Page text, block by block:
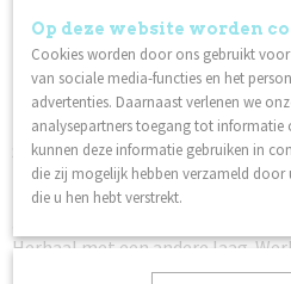
Netto gewicht
0,05 Kg
Uithardingstijd:
40 seconden in een LED/UV-
2 minuten in een 36W
Instructies, gestyleerde nagel:
Styleer de nagel in het
Invicta. Vorm de nagel en maak
Breng vervolgens een
Herhaal met een andere laag.
topcoats: Topcoat I'm Matte, I'm
Op deze website worden
Cookies worden door ons gebruikt
van sociale media-functies en het
advertenties. Daarnaast verlenen we
analysepartners toegang tot informatie
kunnen deze informatie gebruiken in
die zij mogelijk hebben verzameld
die u hen hebt verstrekt.